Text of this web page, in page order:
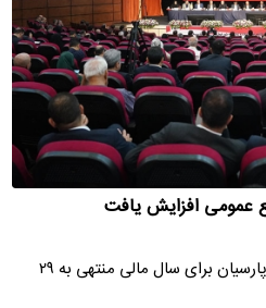
عمومی افزایش یافت